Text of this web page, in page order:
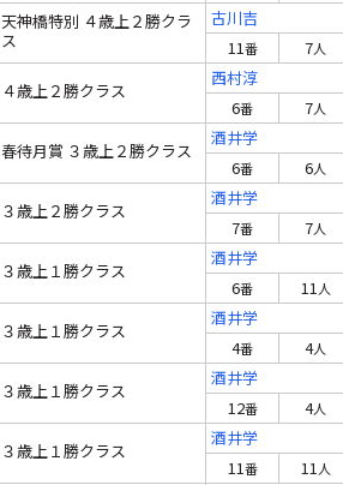
天神橋特別 ４歳上２勝クラ
ス
古川吉
11番 7人
４歳上２勝クラス
西村淳
6番 7人
春待月賞 ３歳上２勝クラス
酒井学
6番 6人
３歳上２勝クラス
酒井学
7番 7人
３歳上１勝クラス
酒井学
6番 11人
３歳上１勝クラス
酒井学
4番 4人
３歳上１勝クラス
酒井学
12番 4人
３歳上１勝クラス
酒井学
11番 11人